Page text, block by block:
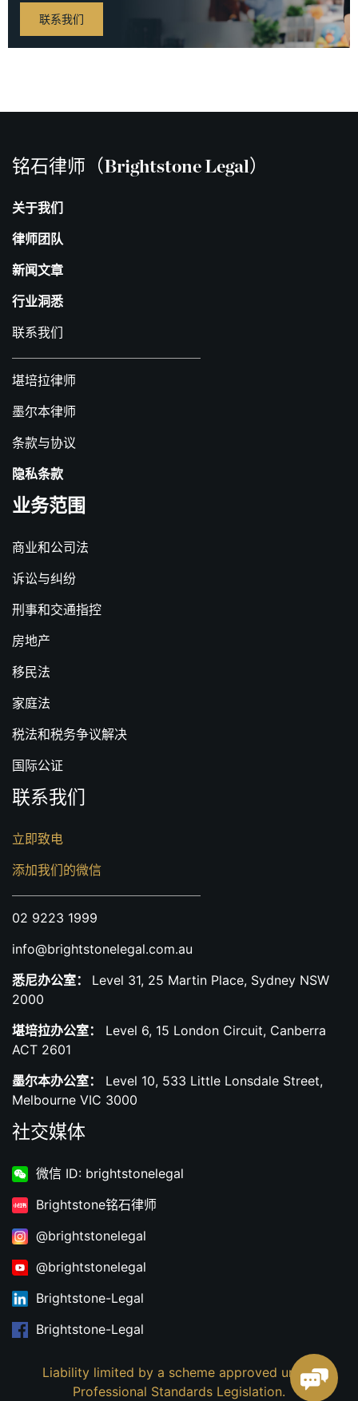
联系我们
铭石律师（Brightstone Legal）
关于我们
律师团队
新闻文章
行业洞悉
联系我们
堪培拉律师
墨尔本律师
条款与协议
隐私条款
业务范围
商业和公司法
诉讼与纠纷
刑事和交通指控
房地产
移民法
家庭法
税法和税务争议解决
国际公证
联系我们
立即致电
添加我们的微信
02 9223 1999
info@brightstonelegal.com.au
悉尼办公室： Level 31, 25 Martin Place, Sydney NSW
2000
堪培拉办公室：
Level 6, 15 London Circuit, Canberra
ACT 2601
墨尔本办公室：
Level 10, 533 Little Lonsdale Street,
Melbourne VIC 3000
社交媒体
微信 ID: brightstonelegal
Brightstone铭石律师
@brightstonelegal
@brightstonelegal
Brightstone-Legal
Brightstone-Legal
Liability limited by a scheme approved under
Professional Standards Legislation.